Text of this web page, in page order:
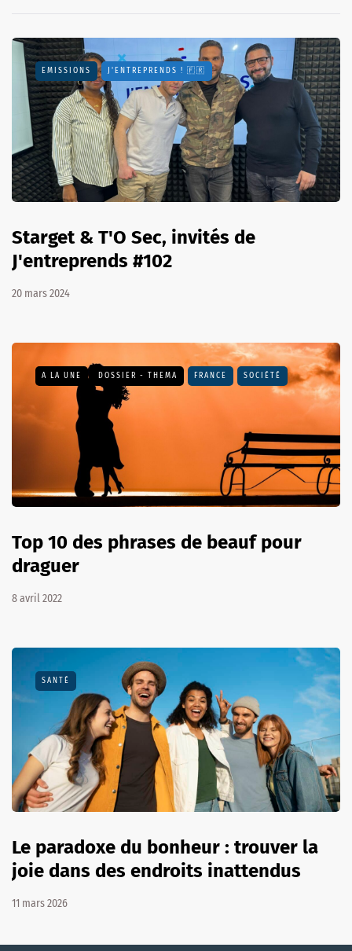
EMISSIONS J'ENTREPRENDS ! 🇫🇷
Starget & T'O Sec, invités de
J'entreprends #102
20 mars 2024
A LA UNE DOSSIER - THEMA FRANCE SOCIÉTÉ
Top 10 des phrases de beauf pour
draguer
8 avril 2022
SANTÉ
Le paradoxe du bonheur : trouver la
joie dans des endroits inattendus
11 mars 2026